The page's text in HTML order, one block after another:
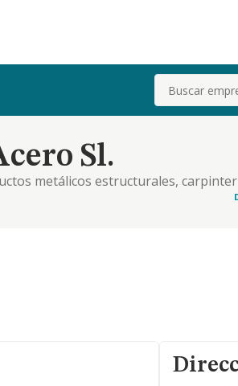
Buscar
Sl.
metálicos estructurales,
de estructuras metálicas,